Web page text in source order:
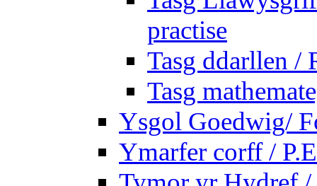
practise
Tasg ddarllen /
Tasg
Ysgol Goedwig/
Ymarfer corff /